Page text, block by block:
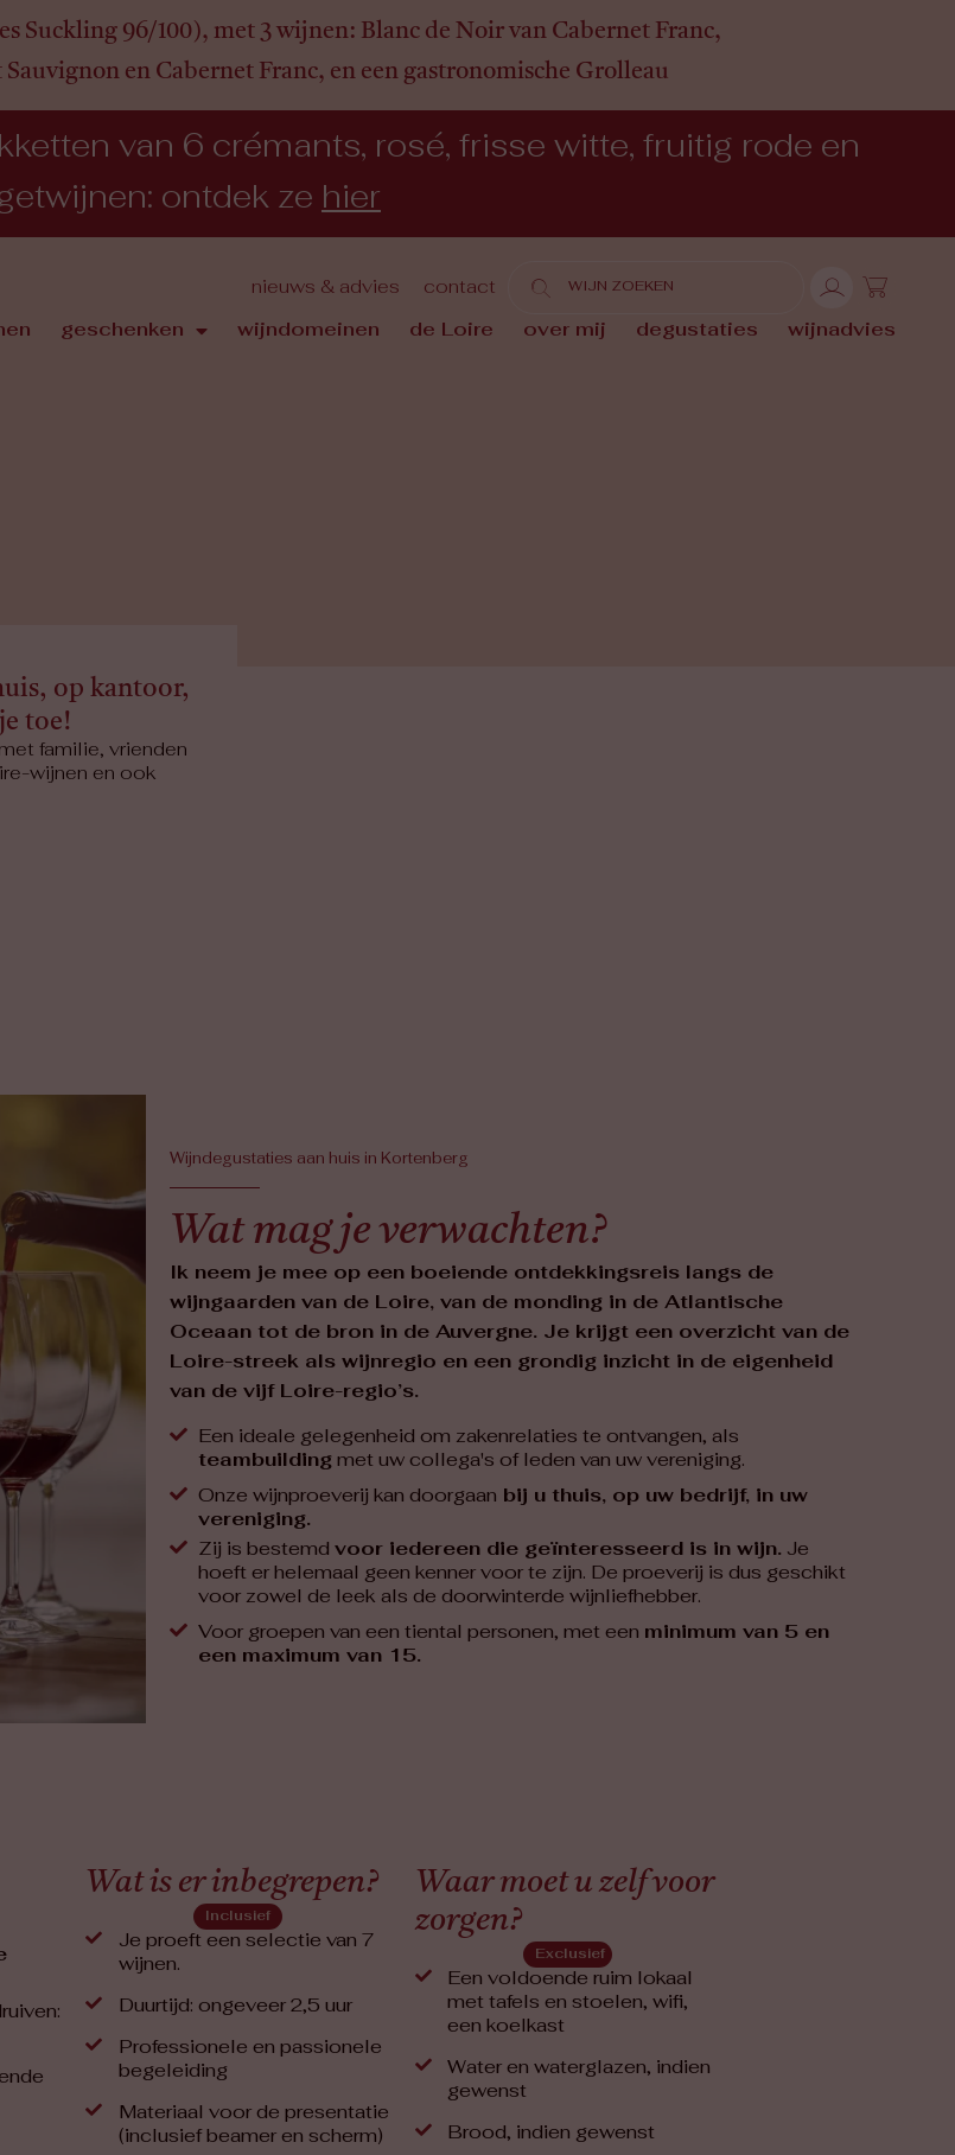
Suckling 96/100), met 3 wijnen: Blanc de Noir van Cabernet Franc,
en Cabernet Franc, en een gastronomische Grolleau
van 6 crémants, rosé, frisse witte, fruitig rode en
ontdek ze hier
nieuws & advies contact
geschenken wijndomeinen de Loire over mij degustaties wijnadvies
op kantoor,
toe!
familie, vrienden
wijnen en ook
Wijndegustaties aan huis in Kortenberg
Wat mag je verwachten?
Ik neem je mee op een boeiende ontdekkingsreis langs de
wijngaarden van de Loire, van de monding in de Atlantische
Oceaan tot de bron in de Auvergne. Je krijgt een overzicht van de
Loire-streek als wijnregio en een grondig inzicht in de eigenheid
van de vijf Loire-regio’s.
Een ideale gelegenheid om zakenrelaties te ontvangen, als
teambuilding met uw collega's of leden van uw vereniging.
Onze wijnproeverij kan doorgaan bij u thuis, op uw bedrijf, in uw
vereniging.
Zij is bestemd voor iedereen die geïnteresseerd is in wijn. Je
hoeft er helemaal geen kenner voor te zijn. De proeverij is dus geschikt
voor zowel de leek als de doorwinterde wijnliefhebber.
Voor groepen van een tiental personen, met een minimum van 5 en
een maximum van 15.
Wat is er inbegrepen?
Inclusief
Je proeft een selectie van 7
wijnen.
Duurtijd: ongeveer 2,5 uur
Professionele en passionele
begeleiding
Materiaal voor de presentatie
(inclusief beamer en scherm)
Waar moet u zelf voor
zorgen?
Exclusief
Een voldoende ruim lokaal
met tafels en stoelen, wifi,
een koelkast
Water en waterglazen, indien
gewenst
Brood, indien gewenst